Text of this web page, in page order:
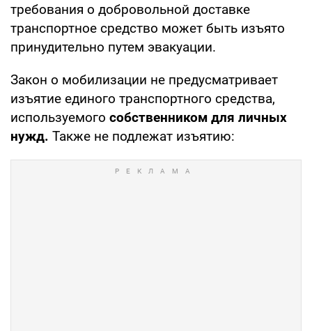
требования о добровольной доставке
транспортное средство может быть изъято
принудительно путем эвакуации.
Закон о мобилизации не предусматривает
изъятие единого транспортного средства,
используемого собственником для личных
нужд. Также не подлежат изъятию: